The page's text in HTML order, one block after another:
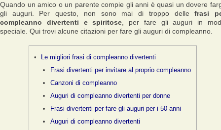
Quando un amico o un parente compie gli anni è quasi un dovere
gli auguri. Per questo, non sono mai di troppo dellefrasi
compleanno divertenti e spiritose , per fare gli auguri in
speciale. Qui trovi alcune citazioni per fare gli auguri di compleanno.
Le migliori frasi di compleanno divertenti
Frasi divertenti per invitare al proprio compleanno
Canzoni di compleanno
Auguri di compleanno divertenti per donne
Frasi divertenti per fare gli auguri per i 50 anni
Auguri di compleanno divertenti